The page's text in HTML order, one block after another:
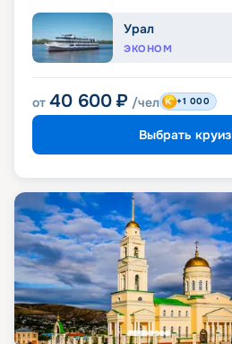
Урал
ЭКОНОМ
от 40 600 ₽ /чел +1 000
Выбрать круиз